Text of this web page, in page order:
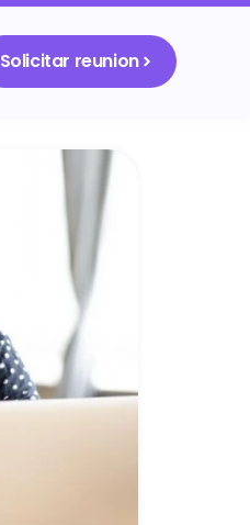
Solicitar reunion